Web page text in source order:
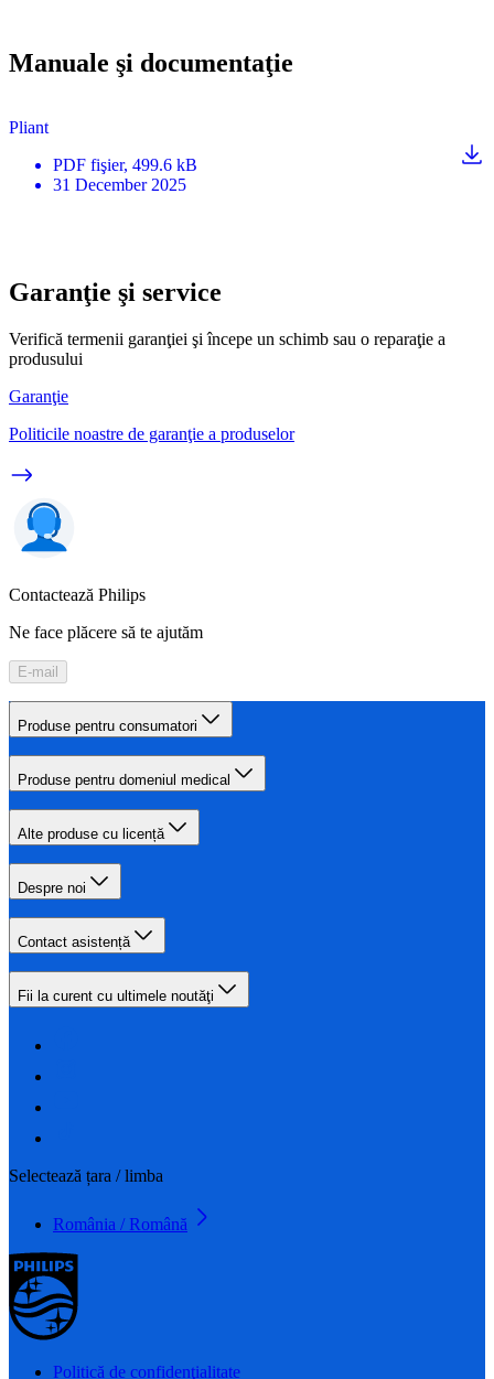
Manuale şi documentaţie
Pliant
PDF fişier, 499.6 kB
31 December 2025
Garanţie şi service
Verifică termenii garanţiei şi începe un schimb sau o reparaţie a
produsului
Garanţie
Politicile noastre de garanţie a produselor
Contactează Philips
Ne face plăcere să te ajutăm
E-mail
Produse pentru consumatori
Produse pentru domeniul medical
Alte produse cu licență
Despre noi
Contact asistență
Fii la curent cu ultimele noutăţi
Selectează țara / limba
România / Română
Politică de confidenţialitate